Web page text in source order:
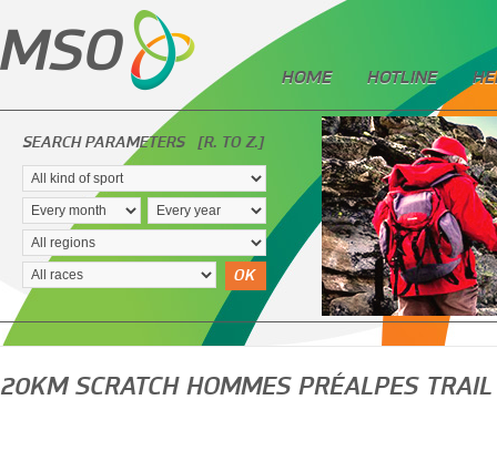
HOME HOTLINE
SEARCH PARAMETERS [R. TO Z.]
OK
20KM SCRATCH HOMMES PRÉALPES